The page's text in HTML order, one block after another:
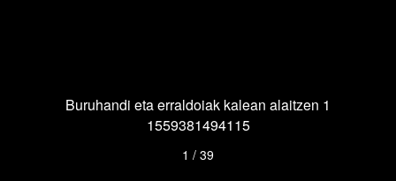
Buruhandi eta erraldoiak kalean alaitzen 1
1559381494115
1 / 39